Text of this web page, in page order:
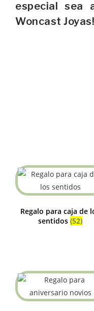
especial sea
Woncast Joyas!
Regalo para caja de
sentidos (52)